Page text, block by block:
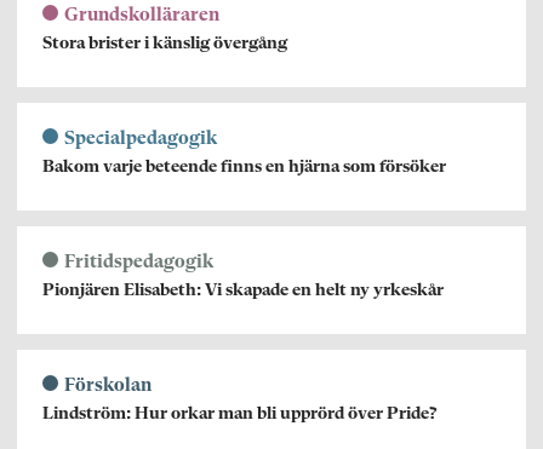
Grundskolläraren
Stora brister i känslig övergång
Specialpedagogik
Bakom varje beteende finns en hjärna som försöker
Fritidspedagogik
Pionjären Elisabeth: Vi skapade en helt ny yrkeskår
Förskolan
Lindström: Hur orkar man bli upprörd över Pride?